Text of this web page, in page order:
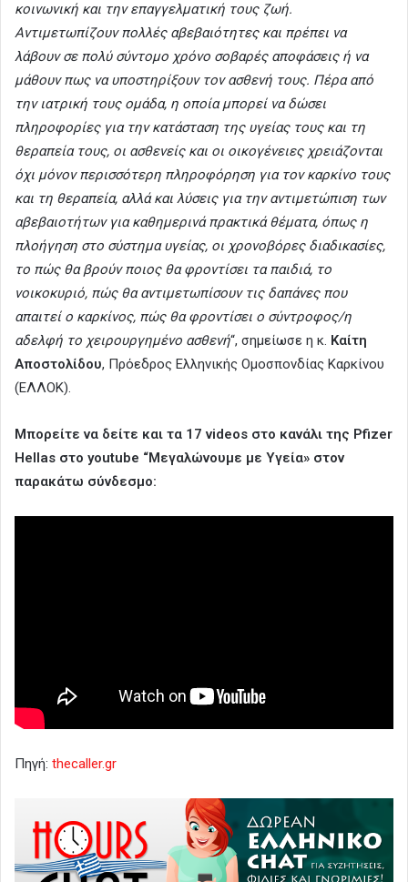
κοινωνική και την επαγγελματική τους ζωή.
Αντιμετωπίζουν πολλές αβεβαιότητες και πρέπει να
λάβουν σε πολύ σύντομο χρόνο σοβαρές αποφάσεις ή να
μάθουν πως να υποστηρίξουν τον ασθενή τους. Πέρα από
την ιατρική τους ομάδα, η οποία μπορεί να δώσει
πληροφορίες για την κατάσταση της υγείας τους και τη
θεραπεία τους, οι ασθενείς και οι οικογένειες χρειάζονται
όχι μόνον περισσότερη πληροφόρηση για τον καρκίνο τους
και τη θεραπεία, αλλά και λύσεις για την αντιμετώπιση των
αβεβαιοτήτων για καθημερινά πρακτικά θέματα, όπως η
πλοήγηση στο σύστημα υγείας, οι χρονοβόρες διαδικασίες,
το πώς θα βρούν ποιος θα φροντίσει τα παιδιά, το
νοικοκυριό, πώς θα αντιμετωπίσουν τις δαπάνες που
απαιτεί ο καρκίνος, πώς θα φροντίσει ο σύντροφος/η
αδελφή το χειρουργημένο ασθενή“, σημείωσε η κ. Καίτη
Αποστολίδου, Πρόεδρος Ελληνικής Ομοσπονδίας Καρκίνου
(ΕΛΛΟΚ).
Μπορείτε να δείτε και τα 17 videos στο κανάλι της Pfizer
Hellas στο youtube “Μεγαλώνουμε με Υγεία» στον
παρακάτω σύνδεσμο:
Πηγή: thecaller.gr